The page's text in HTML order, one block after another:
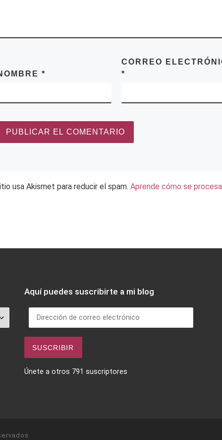
*
CORREO
*
usa Akismet para reducir el spam. Aprende cómo se
Aquí puedes suscribirte a mi blog
Dirección de correo electrónico
SUSCRIBIR
Únete a otros 791 suscriptores